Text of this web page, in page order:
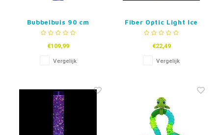
Bubbelbuis 90 cm
€109,99
Vergelijk
Fiber Optic Light Ice
€22,49
Vergelijk